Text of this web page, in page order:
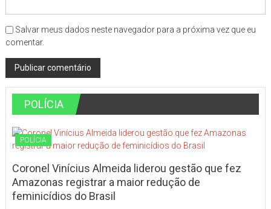
Salvar meus dados neste navegador para a próxima vez que eu
comentar.
POLÍCIA
POLÍCIA
Coronel Vinícius Almeida liderou gestão que fez
Amazonas registrar a maior redução de
feminicídios do Brasil